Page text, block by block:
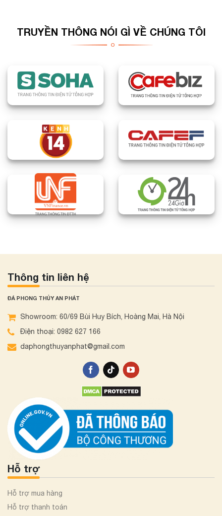
TRUYỀN THÔNG NÓI GÌ VỀ CHÚNG TÔI
Thông tin liên hệ
ĐÁ PHONG THỦY AN PHÁT
Showroom: 60/69 Bùi Huy Bích, Hoàng Mai, Hà Nội
Điện thoại: 0982 627 166
daphongthuyanphat@gmail.com
Hỗ trợ
Hỗ trợ mua hàng
Hỗ trợ thanh toán